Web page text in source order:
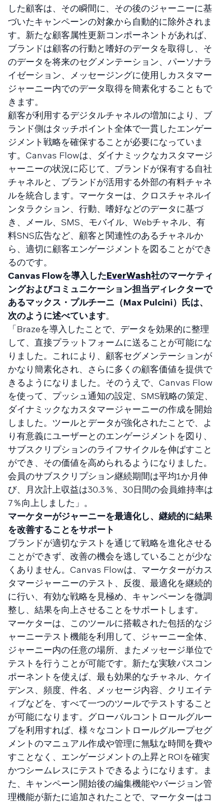
した顧客は、その瞬間に、その後のジャーニーに基
づいたキャンペーンの対象から自動的に除外されま
す。新たな顧客属性更新コンポーネントがあれば、
ブランドは顧客の行動と嗜好のデータを取得し、そ
のデータを将来のセグメンテーション、パーソナラ
イゼーション、メッセージングに使用しカスタマー
ジャーニー内でのデータ取得を簡素化することもで
きます。
顧客が利用するデジタルチャネルの増加により、ブ
ランド側はタッチポイント全体で一貫したエンゲー
ジメント戦略を確保することが必要になっていま
す。Canvas Flowは、ダイナミックなカスタマージ
ャーニーの状況に応じて、ブランドが保有する自社
チャネルと、ブランドが活用する外部の有料チャネ
ルを統合します。マーケターは、クロスチャネルイ
ンタラクション、行動、嗜好などのデータに基づ
き、メール、SMS、モバイル、Webチャネル、有
料SNS広告など、顧客と関連性のあるチャネルか
ら、適切に顧客エンゲージメントを図ることができ
るのです。
Canvas Flowを導入したEverWash社のマーケティ
ングおよびコミュニケーション担当ディレクターで
あるマックス・プルチーニ（Max Pulcini）氏は、
次のように述べています。
「Brazeを導入したことで、データを効果的に整理
して、直接プラットフォームに送ることが可能にな
りました。これにより、顧客セグメンテーションが
かなり簡素化され、さらに多くの顧客価値を提供で
きるようになりました。そのうえで、Canvas Flow
を使って、プッシュ通知の設定、SMS戦略の策定、
ダイナミックなカスタマージャーニーの作成を開始
しました。ツールとデータが強化されたことで、よ
り有意義にユーザーとのエンゲージメントを図り、
サブスクリプションのライフサイクルを伸ばすこと
ができ、その価値を高められるようになりました。
会員のサブスクリプション継続期間は平均1か月伸
び、月次計上収益は30.3％、30日間の会員維持率は
7％向上しました」。
マーケターがジャーニーを最適化し、継続的に結果
を改善することをサポート
ブランドが適切なテストを通じて戦略を進化させる
ことができず、改善の機会を逃していることが少な
くありません。Canvas Flowは、マーケターがカス
タマージャーニーのテスト、反復、最適化を継続的
に行い、有効な戦略を見極め、キャンペーンを微調
整し、結果を向上させることをサポートします。
マーケターは、このツールに搭載された包括的なジ
ャーニーテスト機能を利用して、ジャーニー全体、
ジャーニー内の任意の場所、またメッセージ単位で
テストを行うことが可能です。新たな実験パスコン
ポーネントを使えば、最も効果的なチャネル、ケイ
デンス、頻度、件名、メッセージ内容、クリエイテ
ィブなどを、すべて一つのツールでテストすること
が可能になります。グローバルコントロールグルー
プを利用すれば、様々なコントロールグループセグ
メントのマニュアル作成や管理に無駄な時間を費や
すことなく、エンゲージメントの上昇とROIを確実
かつシームレスにテストできるようになります。ま
た、キャンペーン開始後の編集機能やバージョン管
理機能が新たに追加されたことで、マーケターはコ